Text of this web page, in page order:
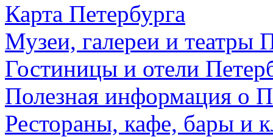
Карта Петербурга
Музеи, галереи и театры
Гостиницы и отели
Полезная информация о
Рестораны, кафе, бары и